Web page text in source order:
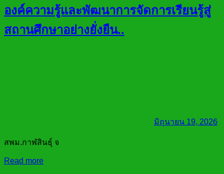
องค์ความรู้และพัฒนาการจัดการเรียนรู้สู่
สถานศึกษาอย่างยั่งยืน..
มิถุนายน 19, 2026
สพม.กาฬสินธุ์ จ
Read more